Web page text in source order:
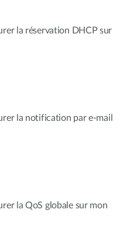
la réservation DHCP sur
la notification par e-mail
la QoS globale sur mon